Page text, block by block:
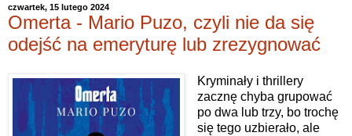
czwartek, 15 lutego 2024
Omerta - Mario Puzo, czyli nie da się
odejść na emeryturę lub zrezygnować
Kryminały i thrillery
zacznę chyba grupować
po dwa lub trzy, bo trochę
się tego uzbierało, ale